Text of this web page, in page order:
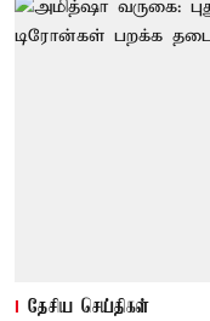
தேசிய செய்திகள்